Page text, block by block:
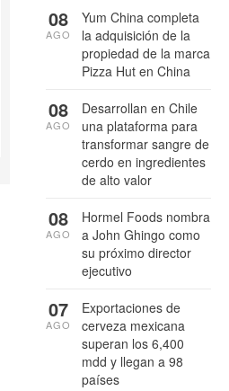
Yum China completa
la adquisición de la
propiedad de la marca
Pizza Hut en China
08
AGO
Desarrollan en Chile
una plataforma para
transformar sangre de
cerdo en ingredientes
de alto valor
08
AGO
Hormel Foods nombra
a John Ghingo como
su próximo director
ejecutivo
08
AGO
Exportaciones de
cerveza mexicana
superan los 6,400
mdd y llegan a 98
países
07
AGO